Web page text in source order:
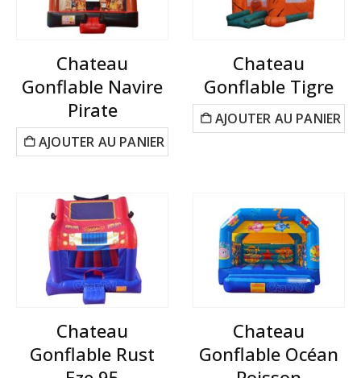
Chateau
Gonflable Navire
Pirate
AJOUTER AU PANIER
Chateau
Gonflable Tigre
AJOUTER AU PANIER
Chateau
Gonflable Rust
Chateau
Gonflable Océan